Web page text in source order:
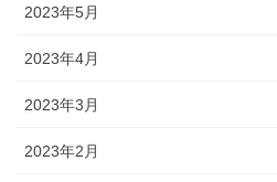
2023年5月
2023年4月
2023年3月
2023年2月